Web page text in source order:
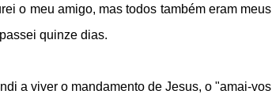
o meu amigo, mas todos também eram meus
quinze dias.
a viver o mandamento de Jesus, o "amai-vos